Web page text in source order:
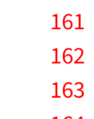
161
162
163